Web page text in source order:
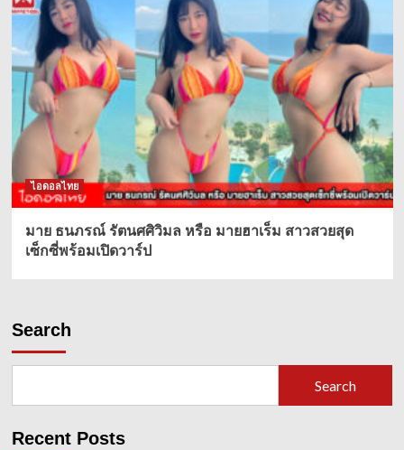
ไอดอลไทย
มาย ธนภรณ์ รัตนศศิวิมล หรือ มายฮาเร็ม สาวสวยสุด
เซ็กซี่พร้อมเปิดวาร์ป
Search
Search
Recent Posts